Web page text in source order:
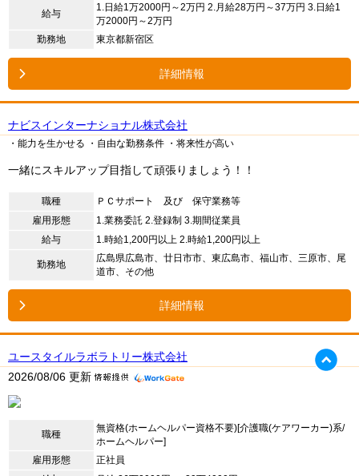
給与
1. 日給1万2000円～2万円 2. 月給28万円～37万円 3. 日給1
万2000円～2万円
勤務地
東京都新宿区
詳細情報
ナビスインターナショナル株式会社
・能力を生かせる ・自由な勤務条件 ・将来性が高い
一緒にスキルアップ目指して頑張りましょう！！
職種
ＰＣサポート 及び 保守業務等
雇用形態
1. 業務委託 2. 登録制 3. 期間従業員
給与
1. 時給1,200円以上 2. 時給1,200円以上
勤務地
広島県広島市、廿日市市、東広島市、福山市、三原市、尾
道市、その他
詳細情報
ユースタイルラボラトリー株式会社
2026/08/06 更新
職種
無資格(ホームヘルパー資格不要)[介護職(ケアワーカー)系/
ホームヘルパー]
雇用形態
正社員